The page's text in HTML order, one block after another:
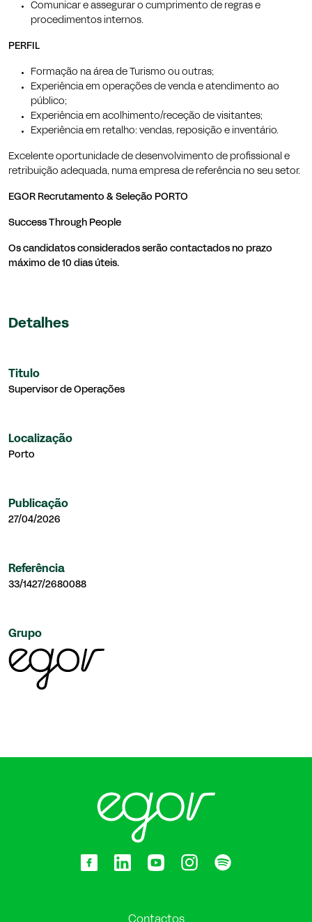
Comunicar e assegurar o cumprimento de regras e
procedimentos internos.
PERFIL
Formação na área de Turismo ou outras;
Experiência em operações de venda e atendimento ao
público;
Experiência em acolhimento/receção de visitantes;
Experiência em retalho: vendas, reposição e inventário.
Excelente oportunidade de desenvolvimento de profissional e
retribuição adequada, numa empresa de referência no seu setor.
EGOR Recrutamento & Seleção PORTO
Success Through People
Os candidatos considerados serão contactados no prazo
máximo de 10 dias úteis.
Detalhes
Titulo
Supervisor de Operações
Localização
Porto
Publicação
27/04/2026
Referência
33/1427/2680088
Grupo
Contactos